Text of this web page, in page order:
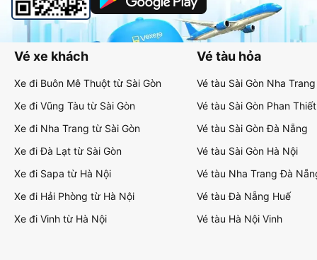
Vé xe khách
Xe đi Buôn Mê Thuột từ Sài Gòn
Xe đi Vũng Tàu từ Sài Gòn
Xe đi Nha Trang từ Sài Gòn
Xe đi Đà Lạt từ Sài Gòn
Xe đi Sapa từ Hà Nội
Xe đi Hải Phòng từ Hà Nội
Xe đi Vinh từ Hà Nội
Vé tàu hỏa
Vé tàu Sài Gòn Nha Trang
Vé tàu Sài Gòn Phan Thiết
Vé tàu Sài Gòn Đà Nẵng
Vé tàu Sài Gòn Hà Nội
Vé tàu Nha Trang Đà
Vé tàu Đà Nẵng Huế
Vé tàu Hà Nội Vinh